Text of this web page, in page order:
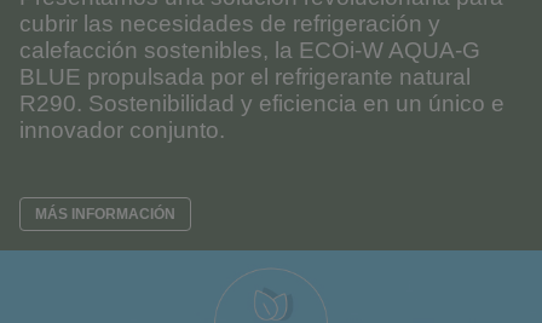
cubrir las necesidades de refrigeración y
calefacción sostenibles, la ECOi-W AQUA-G
BLUE propulsada por el refrigerante natural
R290. Sostenibilidad y eficiencia en un único e
innovador conjunto.
MÁS INFORMACIÓN